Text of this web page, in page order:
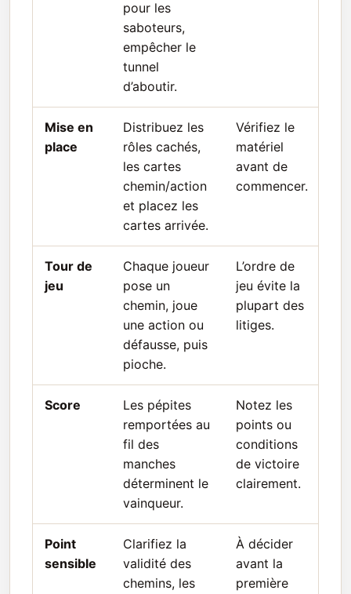
pour les
saboteurs,
empêcher le
tunnel
d’aboutir.
Mise en
place
Distribuez les
rôles cachés,
les cartes
chemin/action
et placez les
cartes arrivée.
Vérifiez le
matériel
avant de
commencer.
Tour de
jeu
Chaque joueur
pose un
chemin, joue
une action ou
défausse, puis
pioche.
L’ordre de
jeu évite la
plupart des
litiges.
Score
Les pépites
remportées au
fil des
manches
déterminent le
vainqueur.
Notez les
points ou
conditions
de victoire
clairement.
Point
sensible
Clarifiez la
validité des
chemins, les
À décider
avant la
première